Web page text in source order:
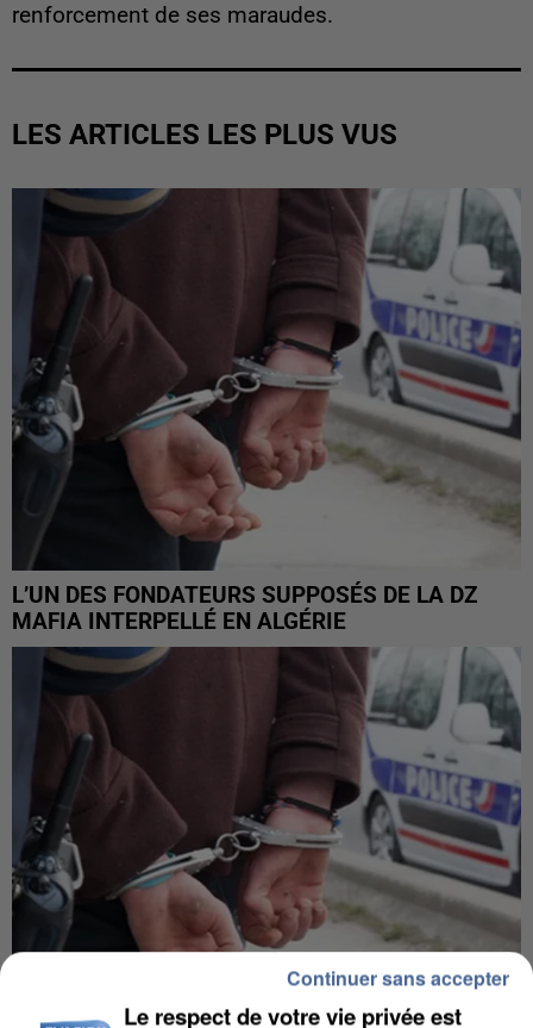
renforcement de ses maraudes.
LES ARTICLES LES PLUS VUS
L’UN DES FONDATEURS SUPPOSÉS DE LA DZ
MAFIA INTERPELLÉ EN ALGÉRIE
Le respect de votre vie privée est
Continuer sans accepter